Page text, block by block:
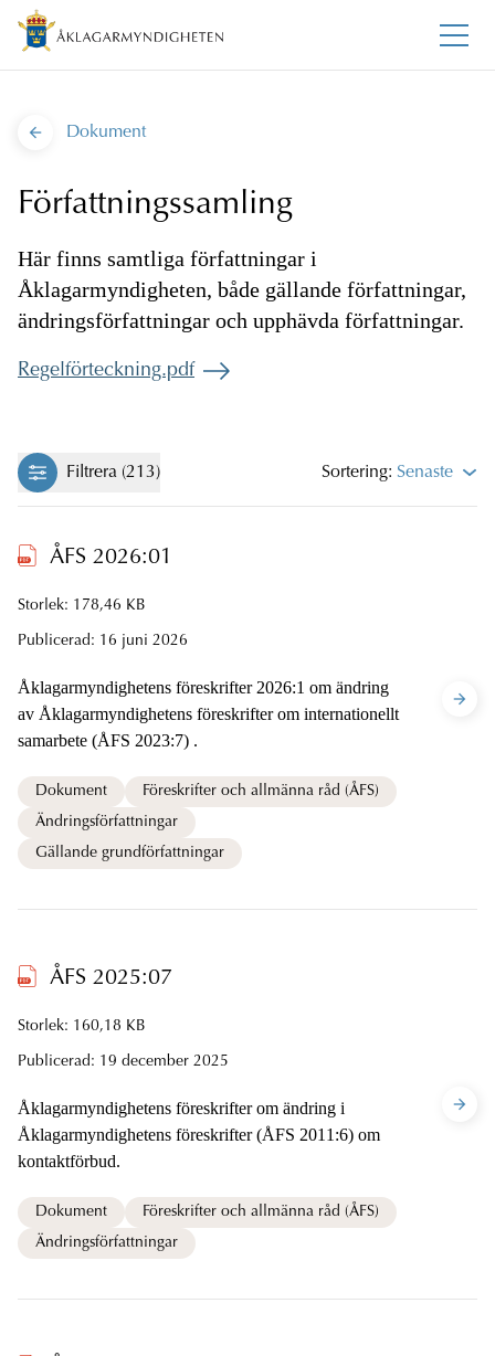
Dokument
Författningssamling
Här finns samtliga författningar i
Åklagarmyndigheten, både gällande författningar,
ändringsförfattningar och upphävda författningar.
Regelförteckning.pdf
Filtrera (213) Sortering: Senaste
ÅFS 2026:01
Storlek: 178,46 KB
Publicerad: 16 juni 2026
Åklagarmyndighetens föreskrifter 2026:1 om ändring
av Åklagarmyndighetens föreskrifter om internationellt
samarbete (ÅFS 2023:7) .
Dokument
Föreskrifter och allmänna råd (ÅFS)
Ändringsförfattningar
Gällande grundförfattningar
ÅFS 2025:07
Storlek: 160,18 KB
Publicerad: 19 december 2025
Åklagarmyndighetens föreskrifter om ändring i
Åklagarmyndighetens föreskrifter (ÅFS 2011:6) om
kontaktförbud.
Dokument
Föreskrifter och allmänna råd (ÅFS)
Ändringsförfattningar